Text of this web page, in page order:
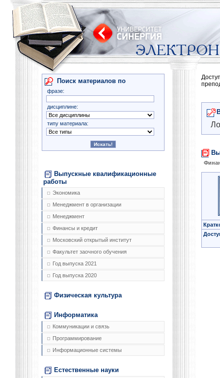
Поиск материалов по
фразе:
дисциплине:
типу материала:
Выпускные квалификационные
работы
Экономика
Менеджмент в организации
Менеджмент
Финансы и кредит
Московский открытый институт
Факультет заочного обучения
Год выпуска 2021
Год выпуска 2020
Физическая культура
Информатика
Коммуникации и связь
Программирование
Информационные системы
Естественные науки